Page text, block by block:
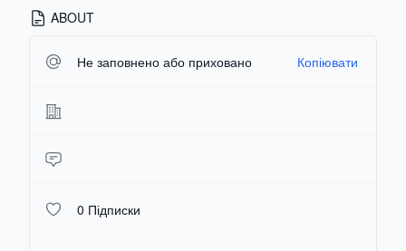
ABOUT
Не заповнено або приховано Копіювати
0 Підписки